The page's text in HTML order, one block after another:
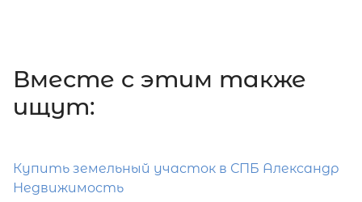
Вместе c этим также
ищут:
Купить земельный участок в СПБ Александр
Недвижимость